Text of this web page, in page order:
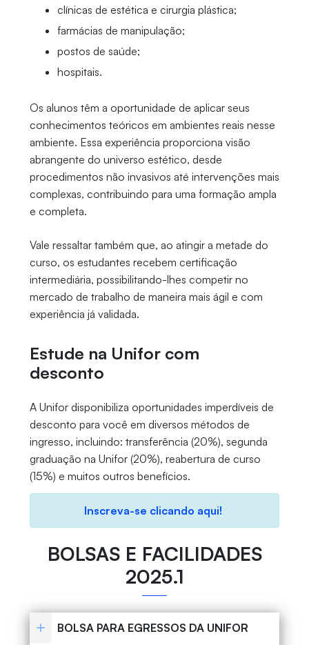
clínicas de estética e cirurgia plástica;
farmácias de manipulação;
postos de saúde;
hospitais.
Os alunos têm a oportunidade de aplicar seus
conhecimentos teóricos em ambientes reais nesse
ambiente. Essa experiência proporciona visão
abrangente do universo estético, desde
procedimentos não invasivos até intervenções mais
complexas, contribuindo para uma formação ampla
e completa.
Vale ressaltar também que, ao atingir a metade do
curso, os estudantes recebem certificação
intermediária, possibilitando-lhes competir no
mercado de trabalho de maneira mais ágil e com
experiência já validada.
Estude na Unifor com
desconto
A Unifor disponibiliza oportunidades imperdíveis de
desconto para você em diversos métodos de
ingresso, incluindo: transferência (20%), segunda
graduação na Unifor (20%), reabertura de curso
(15%) e muitos outros benefícios.
Inscreva-se clicando aqui!
BOLSAS E FACILIDADES
2025.1
BOLSA PARA EGRESSOS DA UNIFOR